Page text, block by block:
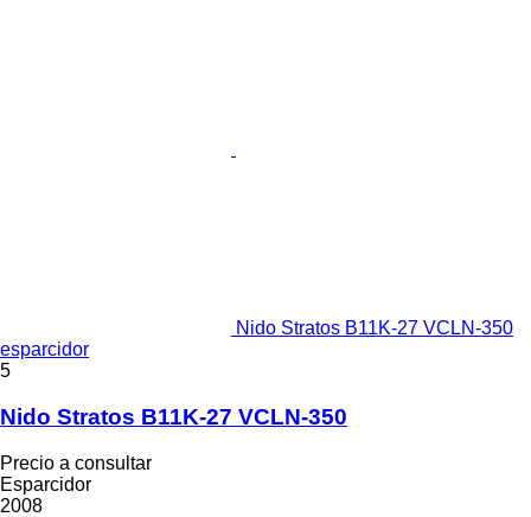
Nido Stratos B11K-27 VCLN-350
esparcidor
5
Nido Stratos B11K-27 VCLN-350
Precio a consultar
Esparcidor
2008